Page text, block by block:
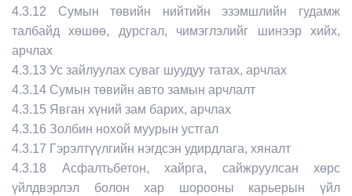
4.3.12 Сумын төвийн нийтийн эзэмшлийн гудамж
талбайд хөшөө, дурсгал, чимэглэлийг шинээр хийх,
арчлах
4.3.13 Ус зайлуулах суваг шуудуу татах, арчлах
4.3.14 Сумын төвийн авто замын арчлалт
4.3.15 Явган хүний зам барих, арчлах
4.3.16 Золбин нохой муурын устгал
4.3.17 Гэрэлтүүлгийн нэгдсэн удирдлага, хяналт
4.3.18 Асфалтьбетон, хайрга, сайжруулсан хөрс
үйлдвэрлэл болон хар шорооны карьерын үйл